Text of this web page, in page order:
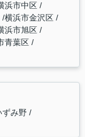
浜市中区
横浜市金沢区
浜市旭区
青葉区
ずみ野